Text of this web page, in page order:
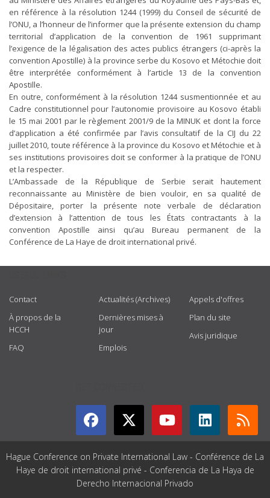
en référence à la résolution 1244 (1999) du Conseil de sécurité de
l’ONU, a l’honneur de l’informer que la présente extension du champ
territorial d’application de la convention de 1961 supprimant
l’exigence de la légalisation des actes publics étrangers (ci-après la
convention Apostille) à la province serbe du Kosovo et Métochie doit
être interprétée conformément à l’article 13 de la convention
Apostille.
En outre, conformément à la résolution 1244 susmentionnée et au
Cadre constitutionnel pour l’autonomie provisoire au Kosovo établi
le 15 mai 2001 par le règlement 2001/9 de la MINUK et dont la force
d’application a été confirmée par l’avis consultatif de la CIJ du 22
juillet 2010, toute référence à la province du Kosovo et Métochie et à
ses institutions provisoires doit se conformer à la pratique de l’ONU
et la respecter.
L’Ambassade de la République de Serbie serait hautement
reconnaissante au Ministère de bien vouloir, en sa qualité de
Dépositaire, porter la présente note verbale de déclaration
d’extension à l’attention de tous les États contractants à la
convention Apostille ainsi qu’au Bureau permanent de la
Conférence de La Haye de droit international privé.
Contact
À propos de la
HCCH
FAQ
Actualités (Archives)
Dernières mises à
jour
Emplois
Appels d'offres
Plan du site
Avis juridique
Hague Conference on Private International Law - Conférence de La
Haye de droit international privé - Conferencia de La Haya de
Derecho Internacional Privado